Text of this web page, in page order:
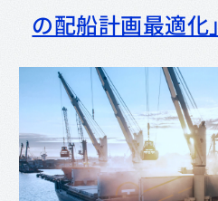
の配船計画最適化」